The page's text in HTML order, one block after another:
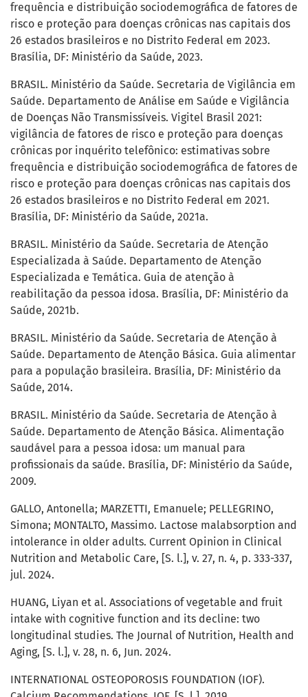
frequência e distribuição sociodemográfica de fatores de
risco e proteção para doenças crônicas nas capitais dos
26 estados brasileiros e no Distrito Federal em 2023.
Brasília, DF: Ministério da Saúde, 2023.
BRASIL. Ministério da Saúde. Secretaria de Vigilância em
Saúde. Departamento de Análise em Saúde e Vigilância
de Doenças Não Transmissíveis. Vigitel Brasil 2021:
vigilância de fatores de risco e proteção para doenças
crônicas por inquérito telefônico: estimativas sobre
frequência e distribuição sociodemográfica de fatores de
risco e proteção para doenças crônicas nas capitais dos
26 estados brasileiros e no Distrito Federal em 2021.
Brasília, DF: Ministério da Saúde, 2021a.
BRASIL. Ministério da Saúde. Secretaria de Atenção
Especializada à Saúde. Departamento de Atenção
Especializada e Temática. Guia de atenção à
reabilitação da pessoa idosa. Brasília, DF: Ministério da
Saúde, 2021b.
BRASIL. Ministério da Saúde. Secretaria de Atenção à
Saúde. Departamento de Atenção Básica. Guia alimentar
para a população brasileira. Brasília, DF: Ministério da
Saúde, 2014.
BRASIL. Ministério da Saúde. Secretaria de Atenção à
Saúde. Departamento de Atenção Básica. Alimentação
saudável para a pessoa idosa: um manual para
profissionais da saúde. Brasília, DF: Ministério da Saúde,
2009.
GALLO, Antonella; MARZETTI, Emanuele; PELLEGRINO,
Simona; MONTALTO, Massimo. Lactose malabsorption and
intolerance in older adults. Current Opinion in Clinical
Nutrition and Metabolic Care, [S. l.], v. 27, n. 4, p. 333-337,
jul. 2024.
HUANG, Liyan et al. Associations of vegetable and fruit
intake with cognitive function and its decline: two
longitudinal studies. The Journal of Nutrition, Health and
Aging, [S. l.], v. 28, n. 6, Jun. 2024.
INTERNATIONAL OSTEOPOROSIS FOUNDATION (IOF).